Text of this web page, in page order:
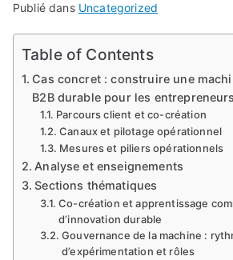
Publié dans Uncategorized
Table of Contents
Cas concret : construire une
B2B durable pour les entrepreneurs
Parcours client et co-création
Canaux et pilotage opérationnel
Mesures et piliers opérationnels
Analyse et enseignements
Sections thématiques
Co-création et apprentissage
d’innovation durable
Gouvernance de la machine :
d’expérimentation et rôles